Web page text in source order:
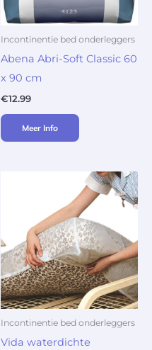
Incontinentie bed onderleggers
Abena Abri-Soft Classic 60
x 90 cm
€12.99
Meer Info
Incontinentie bed onderleggers
Vida waterdichte